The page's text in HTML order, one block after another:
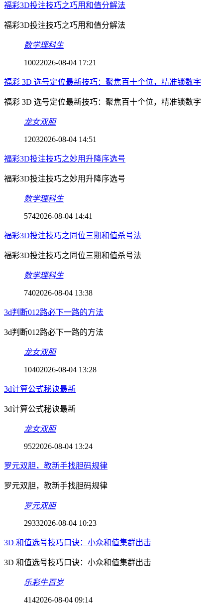
福彩3D投注技巧之巧用和值分解法
福彩3D投注技巧之巧用和值分解法
数学理科生
10022026-08-04 17:21
福彩 3D 选号定位最新技巧：聚焦百十个位，精准锁数字
福彩 3D 选号定位最新技巧：聚焦百十个位，精准锁数字
龙女双胆
12032026-08-04 14:51
福彩3D投注技巧之妙用升降序选号
福彩3D投注技巧之妙用升降序选号
数学理科生
5742026-08-04 14:41
福彩3D投注技巧之同位三期和值杀号法
福彩3D投注技巧之同位三期和值杀号法
数学理科生
7402026-08-04 13:38
3d判断012路必下一路的方法
3d判断012路必下一路的方法
龙女双胆
10402026-08-04 13:28
3d计算公式秘诀最新
3d计算公式秘诀最新
龙女双胆
9522026-08-04 13:24
罗元双胆，教新手找胆码规律
罗元双胆，教新手找胆码规律
罗元双胆
29332026-08-04 10:23
3D 和值选号技巧口诀：小众和值集群出击
3D 和值选号技巧口诀：小众和值集群出击
乐彩牛百岁
4142026-08-04 09:14